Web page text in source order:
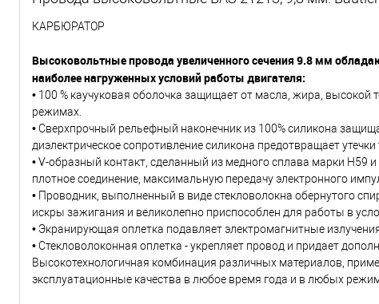
КАРБЮРАТОР
Высоковольтные провода увеличенного сечения 9.8 мм
наиболее нагруженных условий работы двигателя:
• 100 % каучуковая оболочка защищает от масла, жира, высокой
режимах.
• Сверхпрочный рельефный наконечник из 100% силикона
диэлектрическое сопротивление силикона предотвращает утечки
• V-образный контакт, сделанный из медного сплава марки
плотное соединение, максимальную передачу электронного
• Проводник, выполненный в виде стекловолокна обернутого
искры зажигания и великолепно приспособлен для работы в
• Экранирующая оплетка подавляет электромагнитные
• Стекловолоконная оплетка - укрепляет провод и придает
Высокотехнологичная комбинация различных материалов,
эксплуатационные качества в любое время года и в любых